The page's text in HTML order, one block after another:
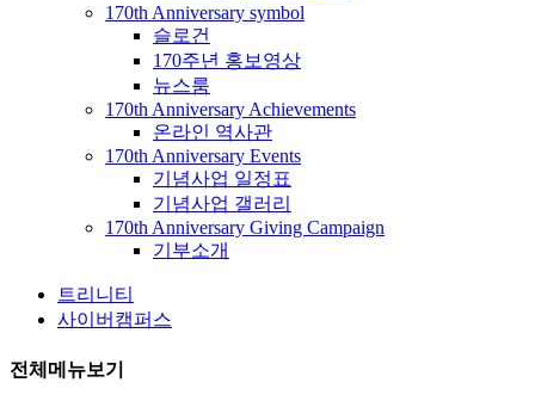
170th Anniversary symbol
슬로건
170주년 홍보영상
뉴스룸
170th Anniversary Achievements
온라인 역사관
170th Anniversary Events
기념사업 일정표
기념사업 갤러리
170th Anniversary Giving Campaign
기부소개
트리니티
사이버캠퍼스
전체메뉴보기